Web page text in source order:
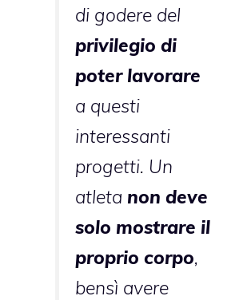
di godere del
privilegio di
poter lavorare
a questi
interessanti
progetti. Un
atleta non deve
solo mostrare il
proprio corpo,
bensì avere